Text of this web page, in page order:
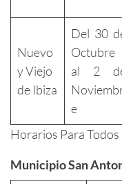
Nuevo
y Viejo
de Ibiza
Del 30
Octubre
al 2
e
Horarios Para Todos
Municipio San